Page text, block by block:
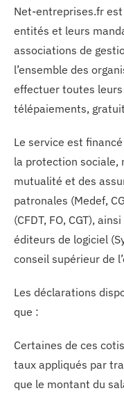
Net-entreprises.fr
entités et leurs
associations de
l’ensemble des
effectuer toutes
télépaiements,
Le service est
la protection sociale,
mutualité et des
patronales (Medef,
(CFDT, FO, CGT),
éditeurs de logiciel
conseil supérieur de
Les déclarations
que :
Certaines de ces
taux appliqués par
que le montant du